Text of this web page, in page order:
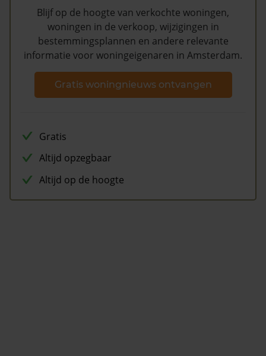
Blijf op de hoogte van verkochte woningen,
woningen in de verkoop, wijzigingen in
bestemmingsplannen en andere relevante
informatie voor woningeigenaren in Amsterdam.
Gratis woningnieuws ontvangen
Gratis
Altijd opzegbaar
Altijd op de hoogte